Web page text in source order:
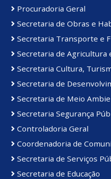
Procuradoria Geral
Secretaria de Obras e
Secretaria Transporte e
Secretaria de Agricultura
Secretaria Cultura,
Secretaria de
Secretaria de Meio
Secretaria Segurança
Controladoria Geral
Coordenadoria de
Secretaria de Serviços
Secretaria de Educação